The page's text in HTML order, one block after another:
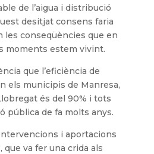
de l’aigua i distribució
desitjat consens faria
les conseqüències que en
moments estem vivint.
que l’eficiència de
els municipis de Manresa,
és del 90% i tots
pública de fa molts anys.
i aportacions
que va fer una crida als